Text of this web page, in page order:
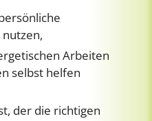
Arbeiten
selbst helfen
der die richtigen